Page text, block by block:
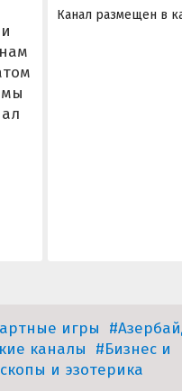
Канал размещен в
игры
каналы
#Бизнес и
и эзотерика